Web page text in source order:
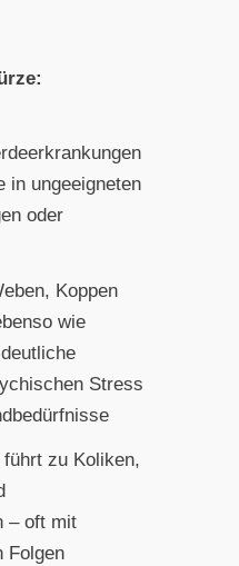
in ungeeigneten
oder
Koppen
wie
Stress
führt zu Koliken,
– oft mit
Folgen